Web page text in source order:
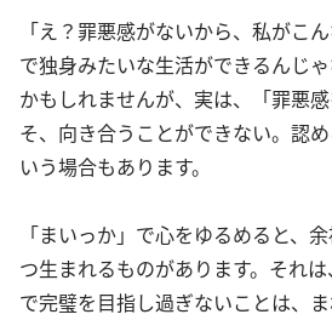
「え？罪悪感がないから、私がこ
で独身みたいな生活ができるんじ
かもしれませんが、実は、「罪悪
そ、向き合うことができない。認
いう場合もあります。
「まいっか」で心をゆるめると、
つ生まれるものがあります。それ
で完璧を目指し過ぎないことは、